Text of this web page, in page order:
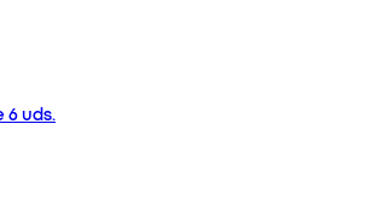
6 uds.